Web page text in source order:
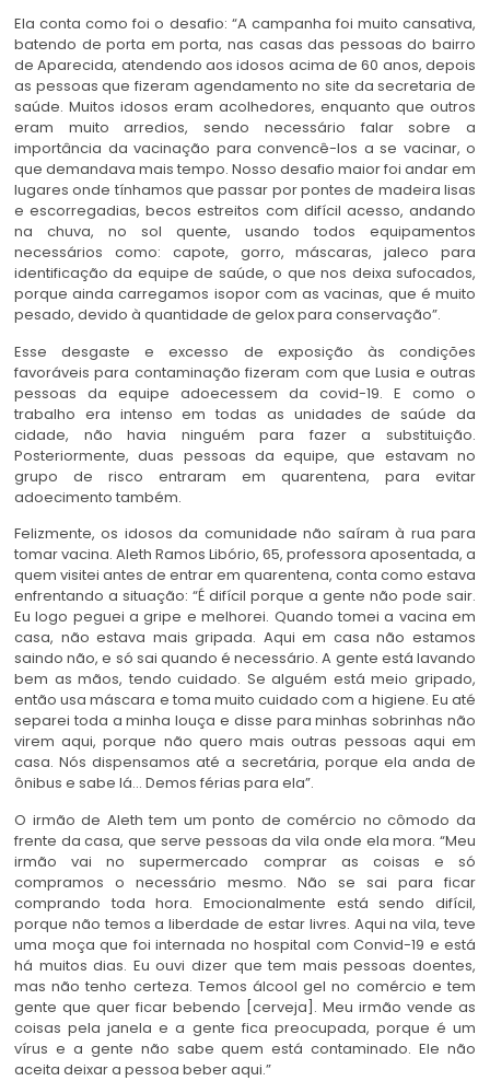
Ela conta como foi o desafio: “A campanha foi muito cansativa,
batendo de porta em porta, nas casas das pessoas do bairro
de Aparecida, atendendo aos idosos acima de 60 anos, depois
as pessoas que fizeram agendamento no site da secretaria de
saúde. Muitos idosos eram acolhedores, enquanto que outros
eram muito arredios, sendo necessário falar sobre a
importância da vacinação para convencê-los a se vacinar, o
que demandava mais tempo. Nosso desafio maior foi andar em
lugares onde tínhamos que passar por pontes de madeira lisas
e escorregadias, becos estreitos com difícil acesso, andando
na chuva, no sol quente, usando todos equipamentos
necessários como: capote, gorro, máscaras, jaleco para
identificação da equipe de saúde, o que nos deixa sufocados,
porque ainda carregamos isopor com as vacinas, que é muito
pesado, devido à quantidade de gelox para conservação”.
Esse desgaste e excesso de exposição às condições
favoráveis para contaminação fizeram com que Lusia e outras
pessoas da equipe adoecessem da covid-19. E como o
trabalho era intenso em todas as unidades de saúde da
cidade, não havia ninguém para fazer a substituição.
Posteriormente, duas pessoas da equipe, que estavam no
grupo de risco entraram em quarentena, para evitar
adoecimento também.
Felizmente, os idosos da comunidade não saíram à rua para
tomar vacina. Aleth Ramos Libório, 65, professora aposentada, a
quem visitei antes de entrar em quarentena, conta como estava
enfrentando a situação: “É difícil porque a gente não pode sair.
Eu logo peguei a gripe e melhorei. Quando tomei a vacina em
casa, não estava mais gripada. Aqui em casa não estamos
saindo não, e só sai quando é necessário. A gente está lavando
bem as mãos, tendo cuidado. Se alguém está meio gripado,
então usa máscara e toma muito cuidado com a higiene. Eu até
separei toda a minha louça e disse para minhas sobrinhas não
virem aqui, porque não quero mais outras pessoas aqui em
casa. Nós dispensamos até a secretária, porque ela anda de
ônibus e sabe lá… Demos férias para ela”.
O irmão de Aleth tem um ponto de comércio no cômodo da
frente da casa, que serve pessoas da vila onde ela mora. “Meu
irmão vai no supermercado comprar as coisas e só
compramos o necessário mesmo. Não se sai para ficar
comprando toda hora. Emocionalmente está sendo difícil,
porque não temos a liberdade de estar livres. Aqui na vila, teve
uma moça que foi internada no hospital com Convid-19 e está
há muitos dias. Eu ouvi dizer que tem mais pessoas doentes,
mas não tenho certeza. Temos álcool gel no comércio e tem
gente que quer ficar bebendo [cerveja]. Meu irmão vende as
coisas pela janela e a gente fica preocupada, porque é um
vírus e a gente não sabe quem está contaminado. Ele não
aceita deixar a pessoa beber aqui.”